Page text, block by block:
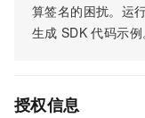
算签名的困扰。运
生成 SDK 代码示例
授权信息